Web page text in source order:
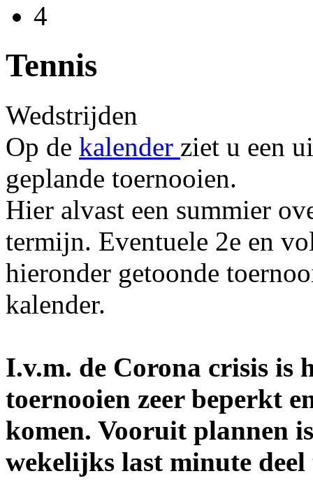
4
Tennis
Wedstrijden
Op de kalender ziet u een
geplande toernooien.
Hier alvast een summier
termijn. Eventuele 2e en
hieronder getoonde
kalender.
I.v.m. de Corona crisis is
toernooien zeer beperkt
komen. Vooruit plannen
wekelijks last minute